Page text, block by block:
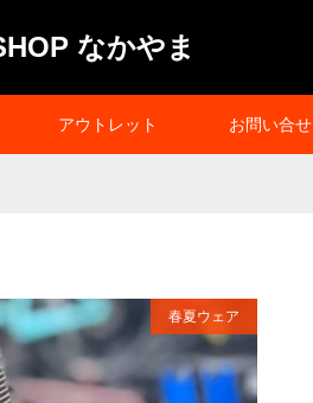
なかやま
アウトレット お問い合せ
春夏ウェア